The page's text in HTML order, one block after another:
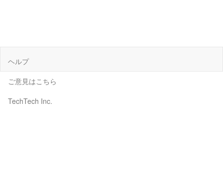
ヘルプ
ご意見はこちら
TechTech Inc.